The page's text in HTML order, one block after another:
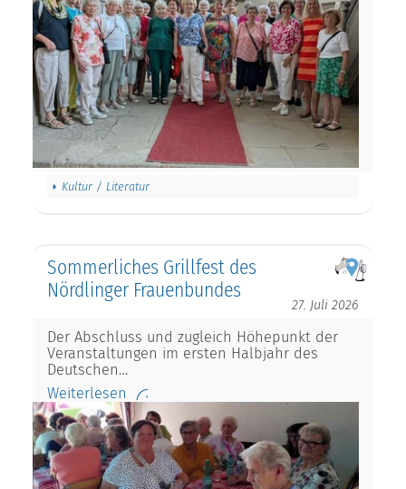
Kultur / Literatur
Sommerliches Grillfest des
Nördlinger Frauenbundes
27. Juli 2026
Der Abschluss und zugleich Höhepunkt der
Veranstaltungen im ersten Halbjahr des
Deutschen…
Weiterlesen